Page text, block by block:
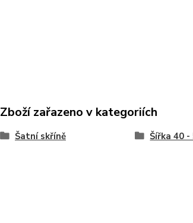
Zboží zařazeno v kategoriích
Šatní skříně Šířka 40 -